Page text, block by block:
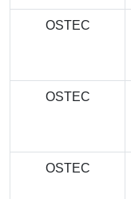
OSTEC
OSTEC
OSTEC